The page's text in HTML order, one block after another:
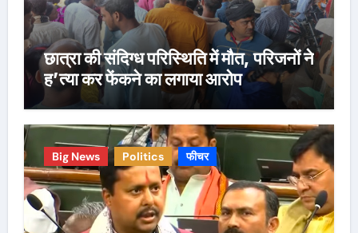
छात्रा की संदिग्ध परिस्थिति में मौत, परिजनों ने
ह’त्या कर फेंकने का लगाया आरोप
Big News Politics फीचर